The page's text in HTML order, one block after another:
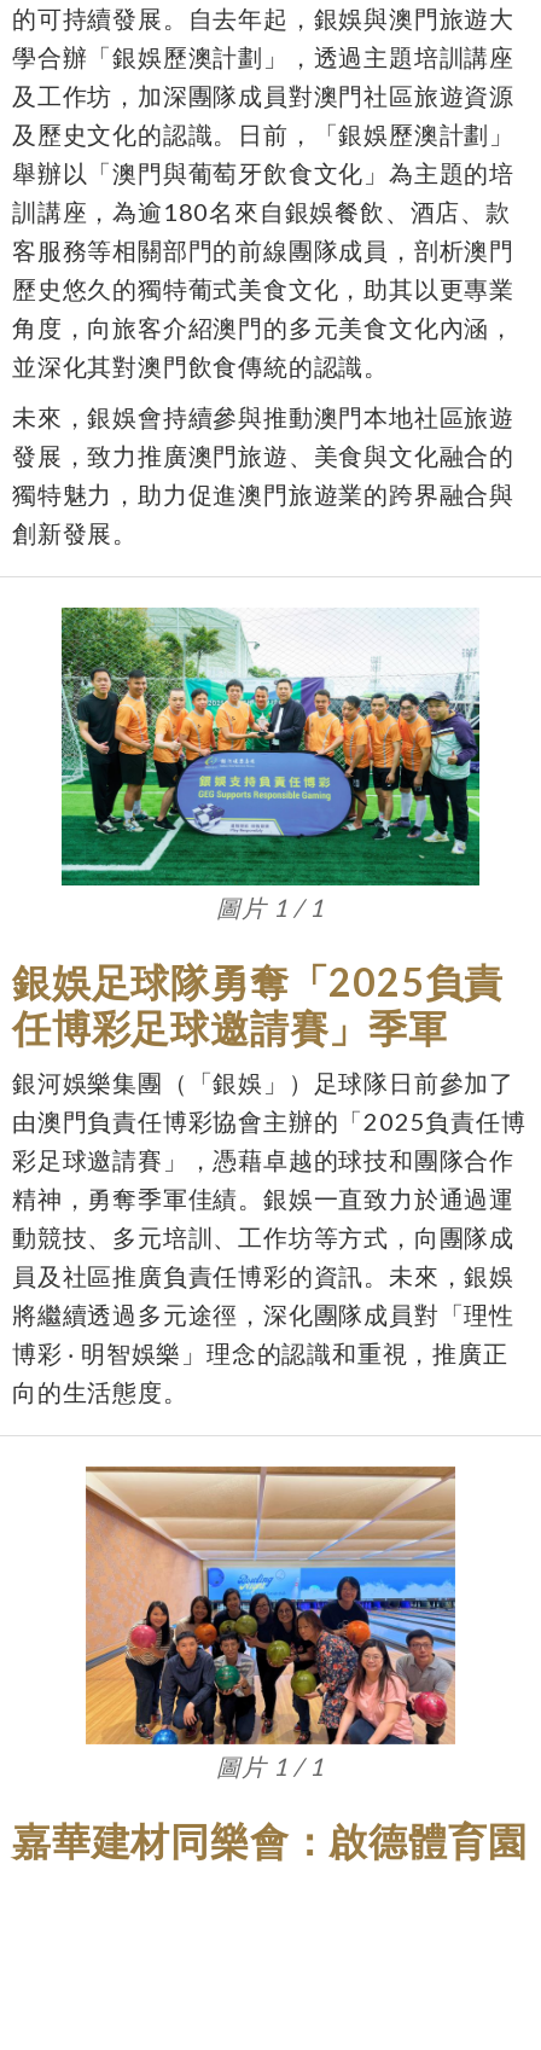
的可持續發展。自去年起，銀娛與澳門旅遊大
學合辦「銀娛歷澳計劃」，透過主題培訓講座
及工作坊，加深團隊成員對澳門社區旅遊資源
及歷史文化的認識。日前，「銀娛歷澳計劃」
舉辦以「澳門與葡萄牙飲食文化」為主題的培
訓講座，為逾180名來自銀娛餐飲、酒店、款
客服務等相關部門的前線團隊成員，剖析澳門
歷史悠久的獨特葡式美食文化，助其以更專業
角度，向旅客介紹澳門的多元美食文化內涵，
並深化其對澳門飲食傳統的認識。
未來，銀娛會持續參與推動澳門本地社區旅遊
發展，致力推廣澳門旅遊、美食與文化融合的
獨特魅力，助力促進澳門旅遊業的跨界融合與
創新發展。
圖片 1 / 1
銀娛足球隊勇奪「2025負責
任博彩足球邀請賽」季軍
銀河娛樂集團（「銀娛」）足球隊日前參加了
由澳門負責任博彩協會主辦的「2025負責任博
彩足球邀請賽」，憑藉卓越的球技和團隊合作
精神，勇奪季軍佳績。銀娛一直致力於通過運
動競技、多元培訓、工作坊等方式，向團隊成
員及社區推廣負責任博彩的資訊。未來，銀娛
將繼續透過多元途徑，深化團隊成員對「理性
博彩 ‧ 明智娛樂」理念的認識和重視，推廣正
向的生活態度。
圖片 1 / 1
嘉華建材同樂會：啟德體育園